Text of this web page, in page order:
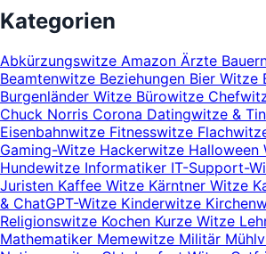
Kategorien
Abkürzungswitze Amazon Ärzte
Beamtenwitze Beziehungen Bier Witze
Burgenländer Witze Bürowitze
Chuck Norris Corona Datingwitze &
Eisenbahnwitze Fitnesswitze
Gaming-Witze Hackerwitze Halloween
Hundewitze Informatiker IT-Support-
Juristen Kaffee Witze Kärntner Witze
& ChatGPT-Witze Kinderwitze
Religionswitze Kochen Kurze Witze
Mathematiker Memewitze Militär